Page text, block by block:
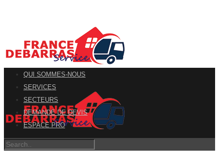
QUI SOMMES-NOUS
SERVICES
SECTEURS
DEMANDE DE DEVIS
ESPACE PRO